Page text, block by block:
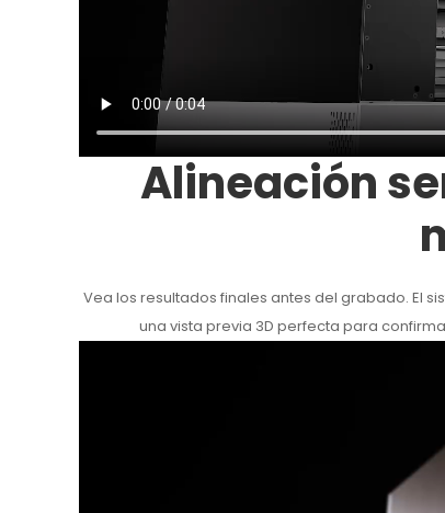
Alineación
Vea los resultados finales antes del grabado. El
una vista previa 3D perfecta para